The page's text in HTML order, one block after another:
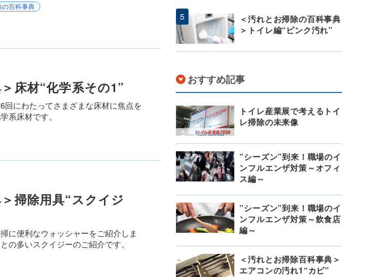
百科事典
床材“化学系その1”
にわたってさまざまな床材に焦点を
系床材です。
掃除用具“スクイジ
に便利なウォッシャーをご紹介しま
の多いスクイジーのご紹介です。
＜汚れとお掃除の百科事典
＞トイレ編“ピンク汚れ”
おすすめ記事
トイレ産業展で考えるトイ
レ掃除の未来像
”シーズン”到来！職場のイ
ンフルエンザ対策～オフィ
ス編～
”シーズン”到来！職場のイ
ンフルエンザ対策～飲食店
編～
＜汚れとお掃除百科事典＞
エアコンの汚れ1“カビ”